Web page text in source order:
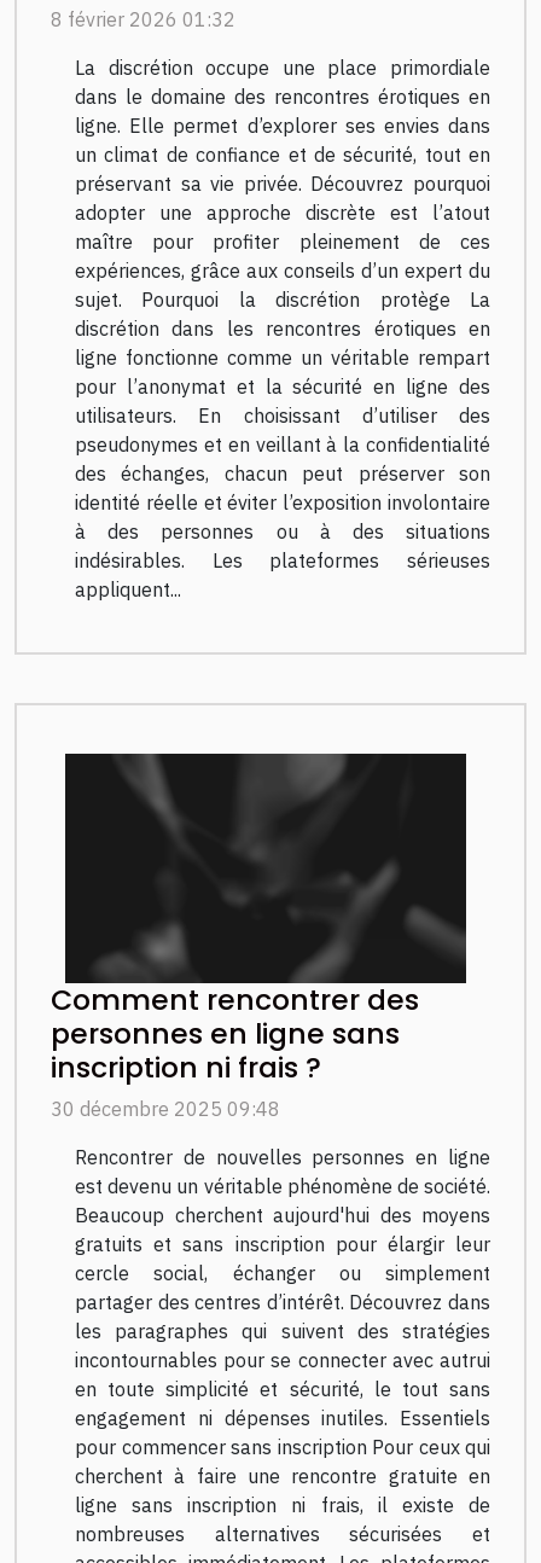
8 février 2026 01:32
La discrétion occupe une place primordiale
dans le domaine des rencontres érotiques en
ligne. Elle permet d’explorer ses envies dans
un climat de confiance et de sécurité, tout en
préservant sa vie privée. Découvrez pourquoi
adopter une approche discrète est l’atout
maître pour profiter pleinement de ces
expériences, grâce aux conseils d’un expert du
sujet. Pourquoi la discrétion protège La
discrétion dans les rencontres érotiques en
ligne fonctionne comme un véritable rempart
pour l’anonymat et la sécurité en ligne des
utilisateurs. En choisissant d’utiliser des
pseudonymes et en veillant à la confidentialité
des échanges, chacun peut préserver son
identité réelle et éviter l’exposition involontaire
à des personnes ou à des situations
indésirables. Les plateformes sérieuses
appliquent...
Comment rencontrer des
personnes en ligne sans
inscription ni frais ?
30 décembre 2025 09:48
Rencontrer de nouvelles personnes en ligne
est devenu un véritable phénomène de société.
Beaucoup cherchent aujourd'hui des moyens
gratuits et sans inscription pour élargir leur
cercle social, échanger ou simplement
partager des centres d’intérêt. Découvrez dans
les paragraphes qui suivent des stratégies
incontournables pour se connecter avec autrui
en toute simplicité et sécurité, le tout sans
engagement ni dépenses inutiles. Essentiels
pour commencer sans inscription Pour ceux qui
cherchent à faire une rencontre gratuite en
ligne sans inscription ni frais, il existe de
nombreuses alternatives sécurisées et